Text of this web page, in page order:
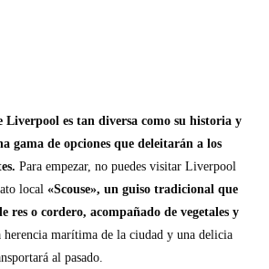
Liverpool es tan diversa como su historia y
gama de opciones que deleitarán a los
Para empezar, no puedes visitar Liverpool
local«Scouse», un guiso tradicional que
res o cordero, acompañado de vegetales y
marítima de la ciudad y una delicia
al pasado.